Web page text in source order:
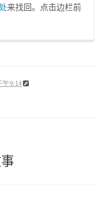
来找回。点击边栏前
午9:14